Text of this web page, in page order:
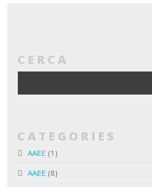
CERCA
CATEGORIES
AAEE (1)
AAEE (8)